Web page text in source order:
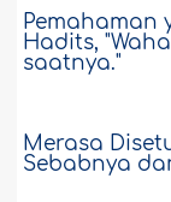
Pemahaman
Hadits,
saatnya."
Merasa
Sebabnya